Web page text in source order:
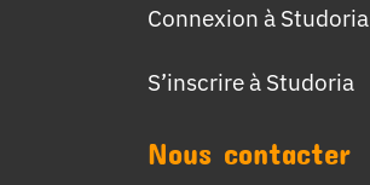
Connexion à Studoria
S’inscrire à Studoria
Nous contacter